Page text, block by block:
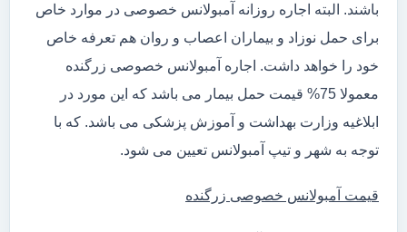
باشند. البته اجاره روزانه آمبولانس خصوصی در موارد خاص
برای حمل نوزاد و بیماران اعصاب و روان هم تعرفه خاص
خود را خواهد داشت. اجاره آمبولانس خصوصی زرگنده
معمولا 75% قیمت حمل بیمار می باشد که این مورد در
ابلاغیه وزارت بهداشت و آموزش پزشکی می باشد. که با
توجه به شهر و تیپ آمبولانس تعیین می شود.
قیمت آمبولانس خصوصی زرگنده